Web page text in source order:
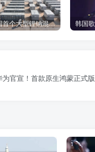
我国首个大型锂钠混合储能站投产，开启储能新时代
华为官宣！首款原生鸿蒙正式